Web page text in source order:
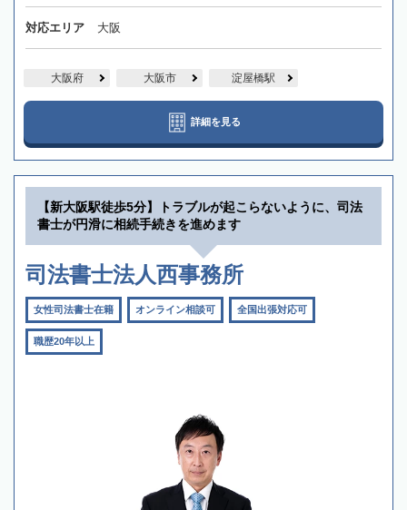
対応エリア 大阪
大阪府 大阪市 淀屋橋駅
詳細を見る
【新大阪駅徒歩5分】トラブルが起こらないように、司法
書士が円滑に相続手続きを進めます
司法書士法人西事務所
女性司法書士在籍 オンライン相談可 全国出張対応可
職歴20年以上